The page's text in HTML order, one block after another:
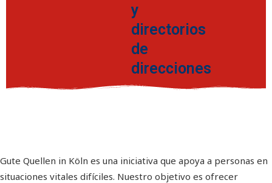
y
directorios
de
direcciones
Gute Quellen in Köln es una iniciativa que apoya a personas en
situaciones vitales difíciles. Nuestro objetivo es ofrecer